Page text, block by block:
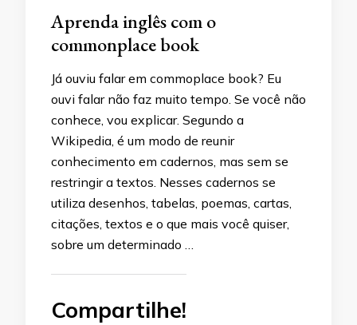
Aprenda inglês com o
commonplace book
Já ouviu falar em commoplace book? Eu
ouvi falar não faz muito tempo. Se você não
conhece, vou explicar. Segundo a
Wikipedia, é um modo de reunir
conhecimento em cadernos, mas sem se
restringir a textos. Nesses cadernos se
utiliza desenhos, tabelas, poemas, cartas,
citações, textos e o que mais você quiser,
sobre um determinado …
Compartilhe!